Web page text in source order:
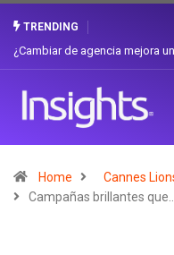
TRENDING
¿Cambiar de agencia mejora
Home
Cannes
Campañas brillantes que…